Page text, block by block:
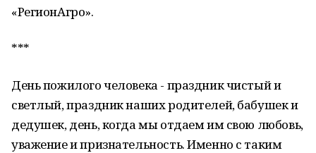
«РегионАгро».
***
День пожилого человека - праздник чистый и
светлый, праздник наших родителей, бабушек и
дедушек, день, когда мы отдаем им свою любовь,
уважение и признательность. Именно с таким